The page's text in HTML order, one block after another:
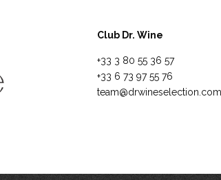
Club Dr. Wine
+33 3 80 55 36 57
+33 6 73 97 55 76
team@drwineselection.com